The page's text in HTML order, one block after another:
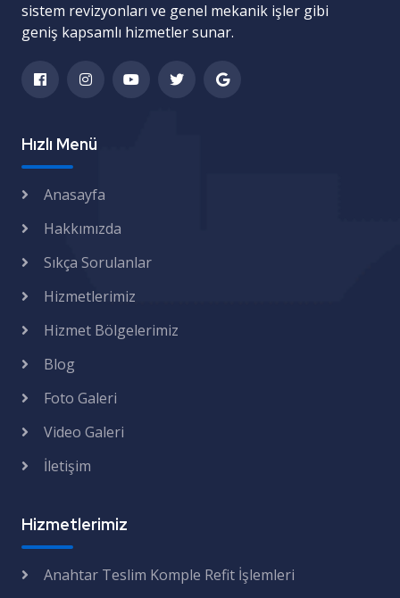
sistem revizyonları ve genel mekanik işler gibi
geniş kapsamlı hizmetler sunar.
Hızlı Menü
Anasayfa
Hakkımızda
Sıkça Sorulanlar
Hizmetlerimiz
Hizmet Bölgelerimiz
Blog
Foto Galeri
Video Galeri
İletişim
Hizmetlerimiz
Anahtar Teslim Komple Refit İşlemleri